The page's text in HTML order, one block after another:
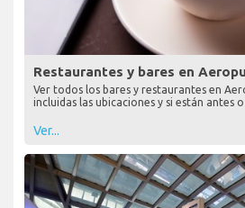
Restaurantes y bares en
Ver todos los bares y restaurantes en
incluidas las ubicaciones y si están antes
Ver...